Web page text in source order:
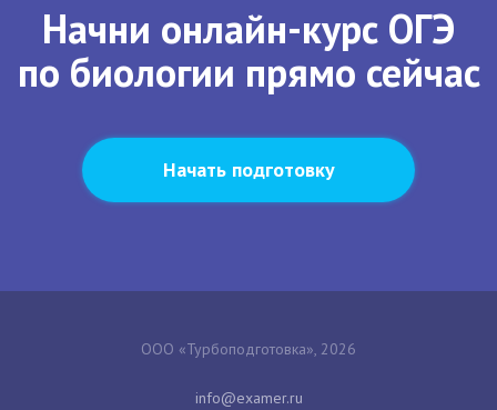
Начни онлайн-курс ОГЭ
по биологии прямо сейчас
Начать подготовку
ООО «Турбоподготовка», 2026